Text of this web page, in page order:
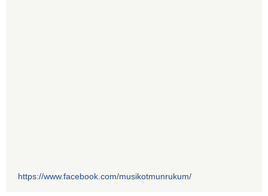
https://www.facebook.com/musikotmunrukum/